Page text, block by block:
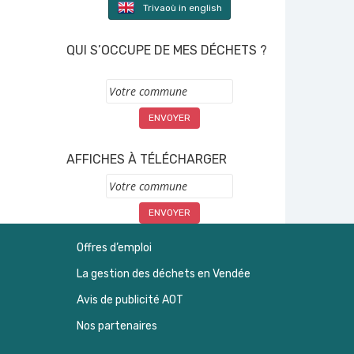
Trivaoù in english
QUI S’OCCUPE DE MES DÉCHETS ?
Commune
AFFICHES À TÉLÉCHARGER
Commune
Offres d’emploi
La gestion des déchets en Vendée
Avis de publicité AOT
Nos partenaires